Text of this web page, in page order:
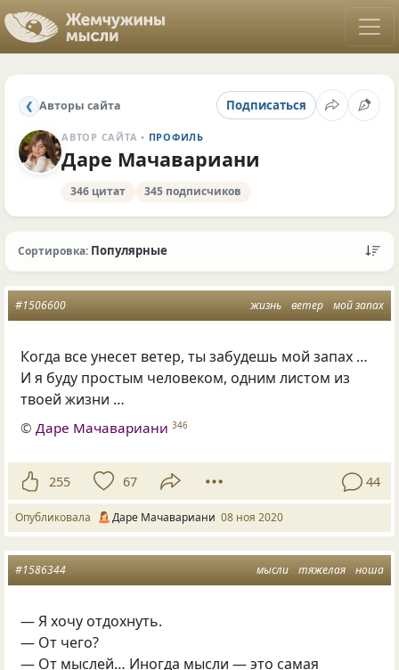
❮ Авторы сайта Подписаться
АВТОР САЙТА • ПРОФИЛЬ
Даре Мачавариани
346 цитат 345 подписчиков
Сортировка: Популярные
жизнь ветер мой запах
#1506600
Когда все унесет ветер, ты забудешь мой запах …
И я буду простым человеком, одним листом из
твоей жизни …
©Даре Мачавариани 346
255 67 44
Опубликовала Даре Мачавариани 08 ноя 2020
мысли тяжелая ноша
#1586344
— Я хочу отдохнуть.
— От чего?
— От мыслей… Иногда мысли — это самая